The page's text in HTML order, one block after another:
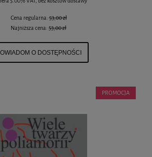
Cena regularna:53,00 zł
Najniższa cena: 53,00 zł
O DOSTĘPNOŚCI
PROMOCJA